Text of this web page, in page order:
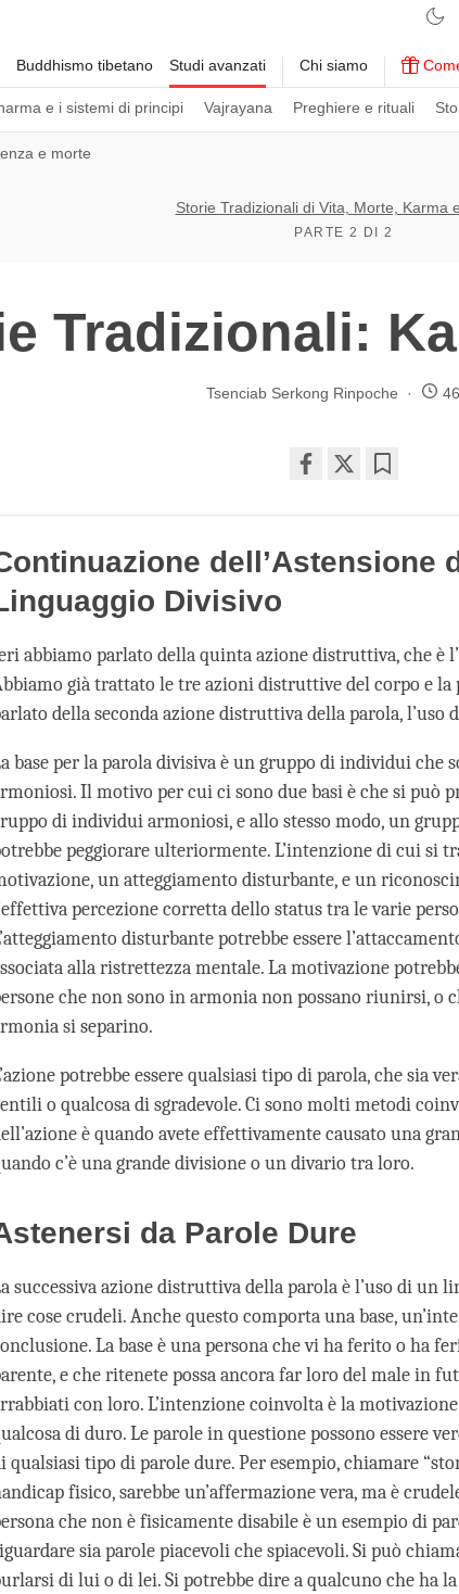
Buddhismo tibetano Studi avanzati
e i sistemi di principi Vajrayana Preghiere e rituali
Chi siamo
e morte
Storie Tradizionali di Vita, Morte, Karma
PARTE 2 DI 2
Tradizionali:
Tsenciab Serkong Rinpoche
on
facebook
dell’Astensione
Divisivo
abbiamo parlato della quinta azione distruttiva, che è
già trattato le tre azioni distruttive del corpo e la
della seconda azione distruttiva della parola, l’uso
base per la parola divisiva è un gruppo di individui che
Il motivo per cui ci sono due basi è che si può
di individui armoniosi, e allo stesso modo, un
peggiorare ulteriormente. L’intenzione di cui si
un atteggiamento disturbante, e un
percezione corretta dello status tra le varie
disturbante potrebbe essere
alla ristrettezza mentale. La motivazione
che non sono in armonia non possano riunirsi, o
si separino.
potrebbe essere qualsiasi tipo di parola, che sia
o qualcosa di sgradevole. Ci sono molti metodi
è quando avete effettivamente causato una
c’è una grande divisione o un divario tra loro.
da Parole Dure
successiva azione distruttiva della parola è l’uso di un
cose crudeli. Anche questo comporta una base,
La base è una persona che vi ha ferito o ha
e che ritenete possa ancora far loro del male in
con loro. L’intenzione coinvolta è la
di duro. Le parole in questione possono essere
qualsiasi tipo di parole dure. Per esempio, chiamare
fisico, sarebbe un’affermazione vera, ma è
che non è fisicamente disabile è un esempio di
sia parole piacevoli che spiacevoli. Si può
di lui o di lei. Si potrebbe dire a qualcuno che ha